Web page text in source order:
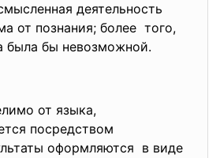
деятельность
от познания; более того,
была бы невозможной.
от языка,
посредством
оформляются в виде